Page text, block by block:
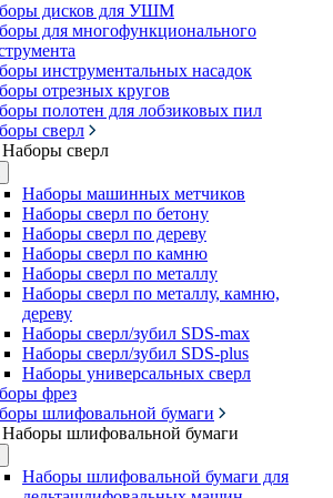
дисков для УШМ
для многофункционального
инструментальных насадок
отрезных кругов
полотен для лобзиковых пил
сверл
Наборы сверл
Наборы машинных метчиков
Наборы сверл по бетону
Наборы сверл по дереву
Наборы сверл по камню
Наборы сверл по металлу
Наборы сверл по металлу, камню,
дереву
Наборы сверл/зубил SDS-max
Наборы сверл/зубил SDS-plus
Наборы универсальных сверл
фрез
шлифовальной бумаги
Наборы шлифовальной бумаги
Наборы шлифовальной бумаги для